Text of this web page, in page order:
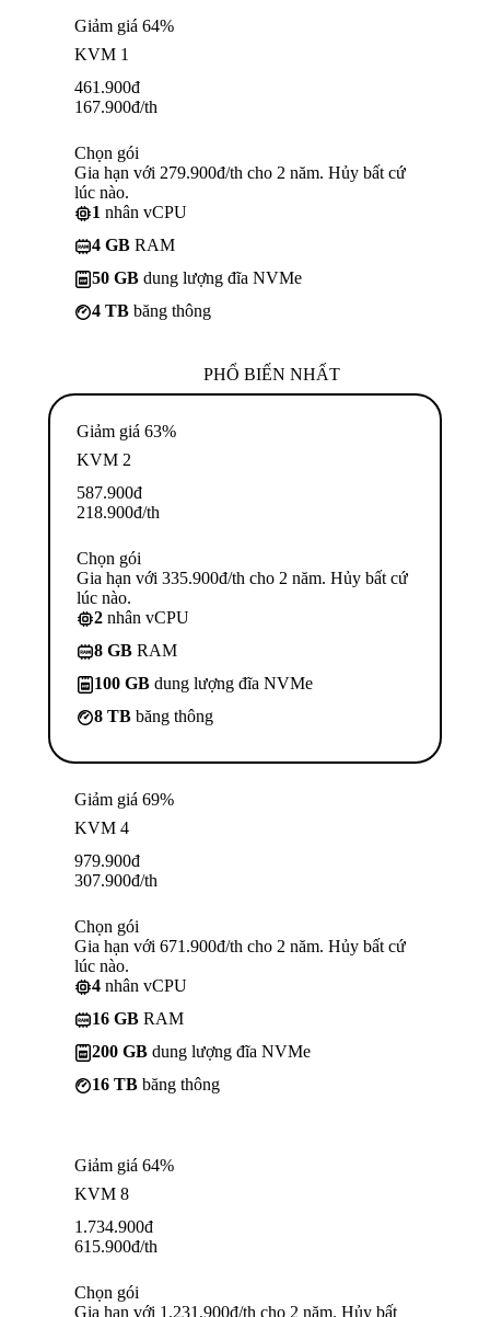
Giảm giá 64%
KVM 1
461.900đ
167.900đ/th
Chọn gói
Gia hạn với 279.900đ/th cho 2 năm. Hủy bất cứ
lúc nào.
1 nhân vCPU
4 GB RAM
50 GB dung lượng đĩa NVMe
4 TB băng thông
PHỔ BIẾN NHẤT
Giảm giá 63%
KVM 2
587.900đ
218.900đ/th
Chọn gói
Gia hạn với 335.900đ/th cho 2 năm. Hủy bất cứ
lúc nào.
2 nhân vCPU
8 GB RAM
100 GB dung lượng đĩa NVMe
8 TB băng thông
Giảm giá 69%
KVM 4
979.900đ
307.900đ/th
Chọn gói
Gia hạn với 671.900đ/th cho 2 năm. Hủy bất cứ
lúc nào.
4 nhân vCPU
16 GB RAM
200 GB dung lượng đĩa NVMe
16 TB băng thông
Giảm giá 64%
KVM 8
1.734.900đ
615.900đ/th
Chọn gói
Gia hạn với 1.231.900đ/th cho 2 năm. Hủy bất